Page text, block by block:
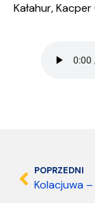
Kałahur,
POPRZEDNI